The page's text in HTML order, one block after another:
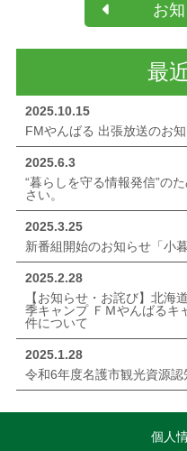
お
最
2025.10.15
FMやんばる 出張放送のお
2025.6.3
“暮らしを守る情報発信”の
さい。
2025.3.25
新番組開始のお知らせ「小
2025.2.28
【お知らせ・お詫び】北海
季キャンプ ＦＭやんばるキ
件について
2025.1.28
令和6年度名護市観光資源
個人